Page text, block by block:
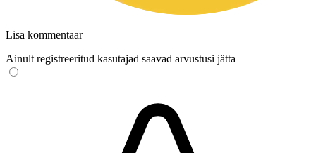
Lisa kommentaar
Ainult registreeritud kasutajad saavad arvustusi jätta